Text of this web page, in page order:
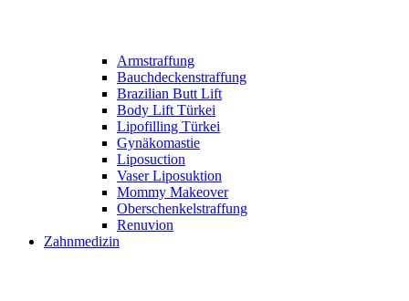
Armstraffung
Bauchdeckenstraffung
Brazilian Butt Lift
Body Lift Türkei
Lipofilling Türkei
Gynäkomastie
Liposuction
Vaser Liposuktion
Mommy Makeover
Oberschenkelstraffung
Renuvion
Zahnmedizin